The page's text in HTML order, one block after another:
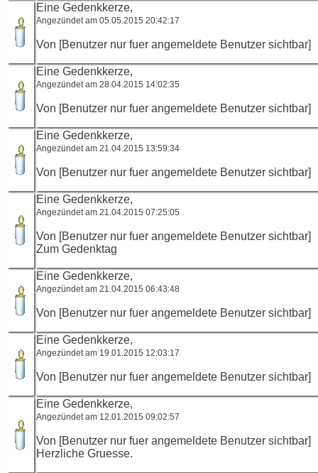
Eine Gedenkkerze,
Angezündet am 05.05.2015 20:42:17
Von [Benutzer nur fuer angemeldete Benutzer sichtbar]
Eine Gedenkkerze,
Angezündet am 28.04.2015 14:02:35
Von [Benutzer nur fuer angemeldete Benutzer sichtbar]
Eine Gedenkkerze,
Angezündet am 21.04.2015 13:59:34
Von [Benutzer nur fuer angemeldete Benutzer sichtbar]
Eine Gedenkkerze,
Angezündet am 21.04.2015 07:25:05
Von [Benutzer nur fuer angemeldete Benutzer sichtbar]
Zum Gedenktag
Eine Gedenkkerze,
Angezündet am 21.04.2015 06:43:48
Von [Benutzer nur fuer angemeldete Benutzer sichtbar]
Eine Gedenkkerze,
Angezündet am 19.01.2015 12:03:17
Von [Benutzer nur fuer angemeldete Benutzer sichtbar]
Eine Gedenkkerze,
Angezündet am 12.01.2015 09:02:57
Von [Benutzer nur fuer angemeldete Benutzer sichtbar]
Herzliche Gruesse.